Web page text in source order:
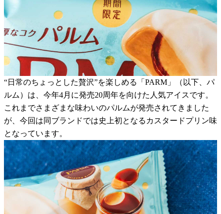
“日常のちょっとした贅沢”を楽しめる「PARM」（以下、パ
ルム）は、今年4月に発売20周年を向けた人気アイスです。
これまでさまざまな味わいのパルムが発売されてきました
が、今回は同ブランドでは史上初となるカスタードプリン味
となっています。